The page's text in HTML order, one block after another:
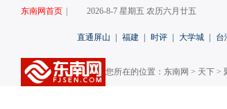
东南网首页 2026-8-7 星期五 农历六月廿五
直通屏山 福建 时评 大学城 台
您所在的位置： 东南网 > 天下 >